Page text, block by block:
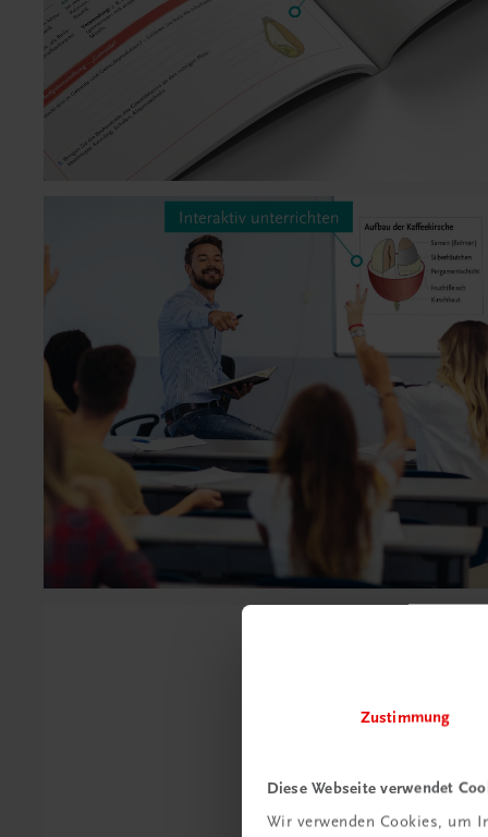
Zustimmung
Diese Webseite verwendet
Wir verwenden Cookies, um